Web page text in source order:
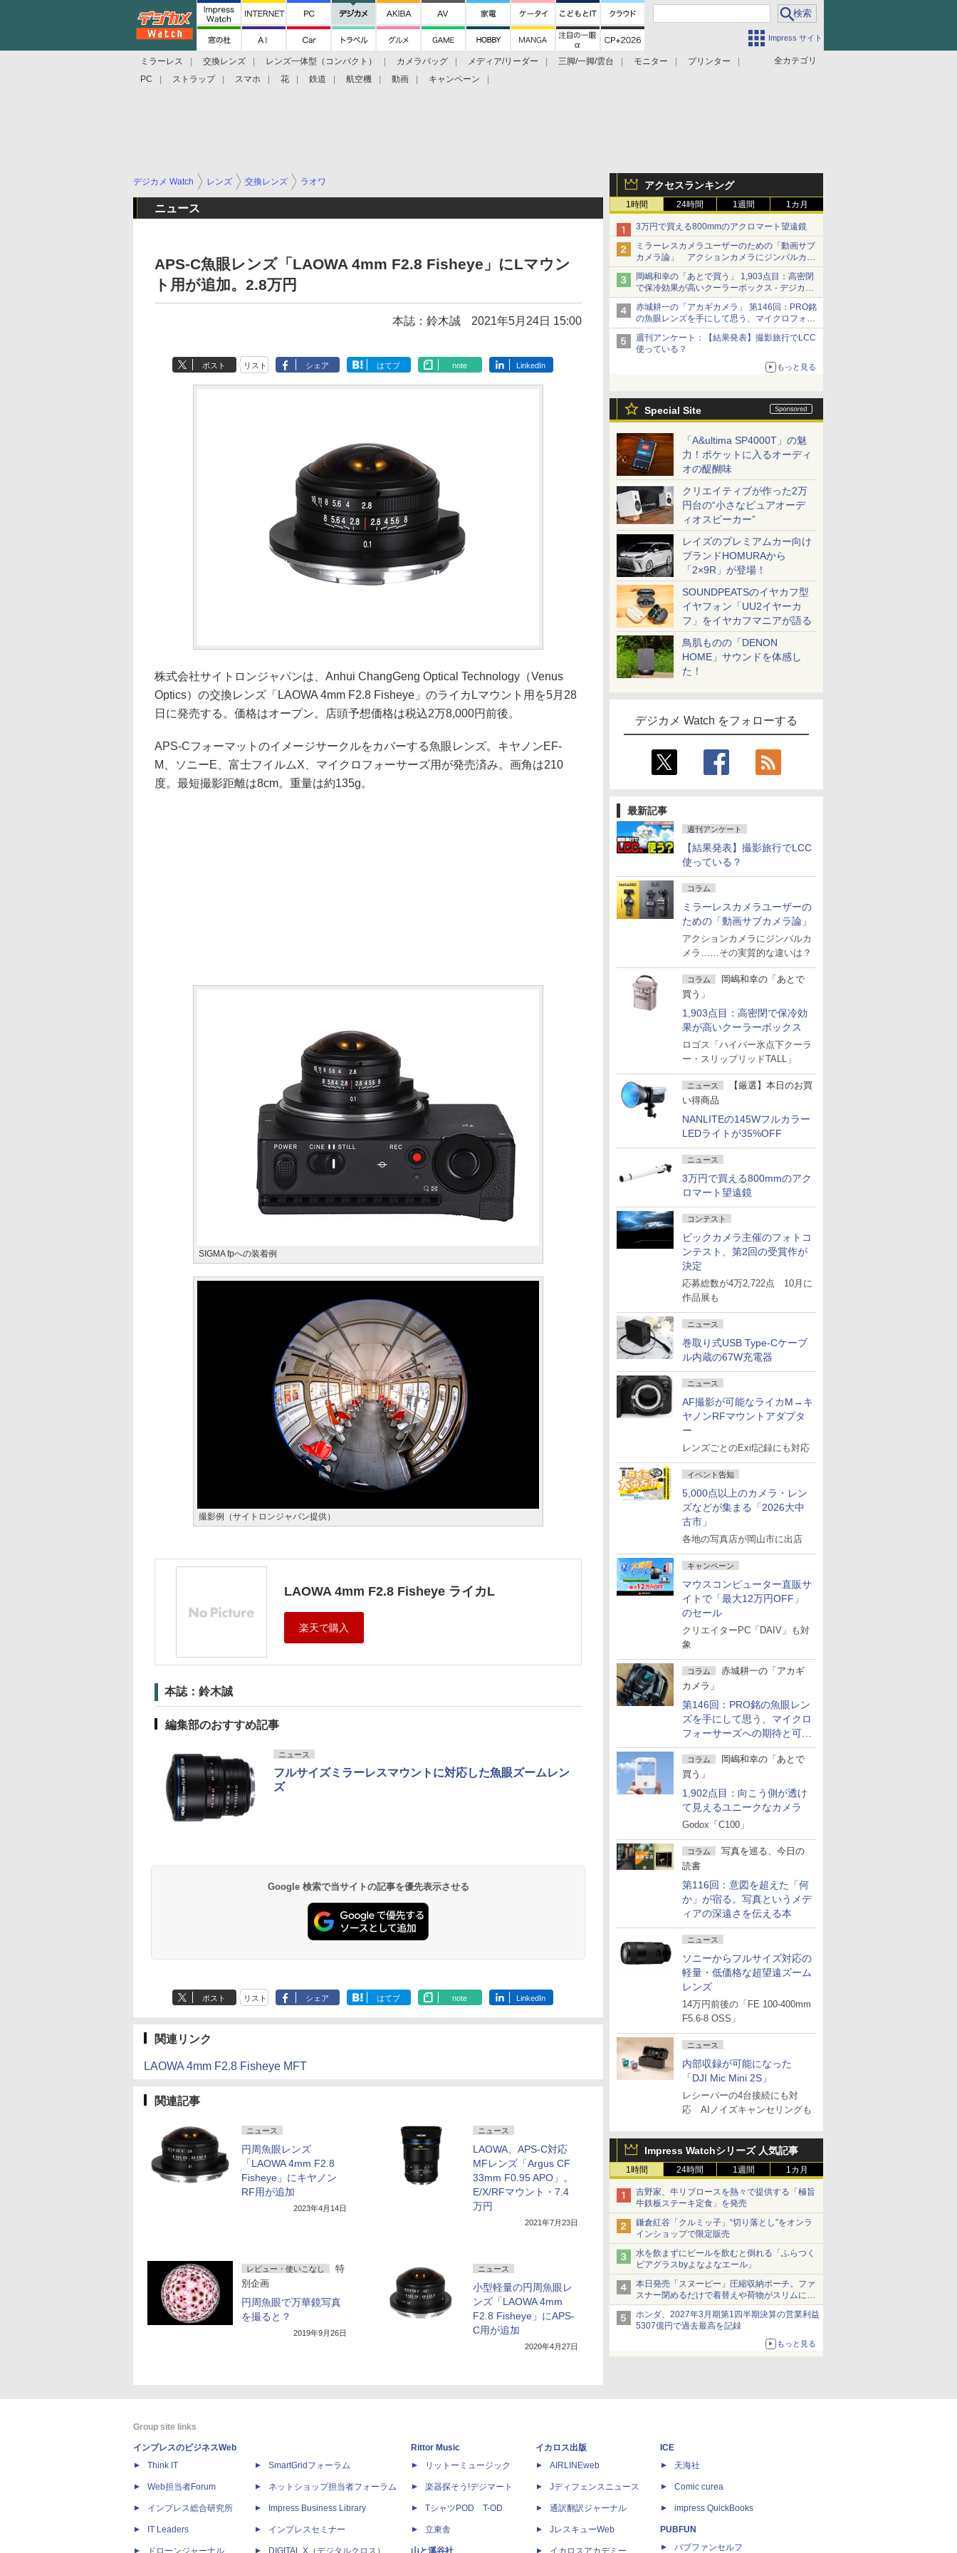
Impress サイト
全カテゴリ
ミラーレス 交換レンズ レンズ一体型（コンパクト） カメラバッグ メディア/リーダー 三脚/一脚/雲台 モニター
プリンター
PC
ストラップ スマホ 花 鉄道 航空機 動画 キャンペーン
アクセスランキング
1時間 24時間 1週間 1カ月
3万円で買える800mmのアクロマート望遠鏡
ミラーレスカメラユーザーのための「動画サブ
カメラ論」 アクションカメラにジンバルカメ
ラ……その実質的な違いは？
岡嶋和幸の「あとで買う」 1,903点目：高密閉
で保冷効果が高いクーラーボックス - デジカメ
Watch
赤城耕一の「アカギカメラ」 第146回：PRO銘
の魚眼レンズを手にして思う、マイクロフォー
サーズへの期待と可能性
週刊アンケート：【結果発表】撮影旅行でLCC
使っている？
もっと見る
Special Site
「A&ultima SP4000T」の魅
力！ポケットに入るオーディ
オの醍醐味
クリエイティブが作った2万
円台の“小さなピュアオーデ
ィオスピーカー”
レイズのプレミアムカー向け
ブランドHOMURAから
「2×9R」が登場！
SOUNDPEATSのイヤカフ型
イヤフォン「UU2イヤーカ
フ」をイヤカフマニアが語る
鳥肌ものの「DENON
HOME」サウンドを体感し
た！
デジカメ Watch をフォローする
最新記事
週刊アンケート
【結果発表】撮影旅行でLCC
使っている？
コラム
ミラーレスカメラユーザーの
ための「動画サブカメラ論」
アクションカメラにジンバルカ
メラ……その実質的な違いは？
コラム
岡嶋和幸の「あとで
買う」
1,903点目：高密閉で保冷効
果が高いクーラーボックス
ロゴス「ハイパー氷点下クーラ
ー・スリップリッドTALL」
ニュース
【厳選】本日のお買
い得商品
NANLITEの145Wフルカラー
LEDライトが35%OFF
ニュース
3万円で買える800mmのアク
ロマート望遠鏡
コンテスト
ビックカメラ主催のフォトコ
ンテスト、第2回の受賞作が
決定
応募総数が4万2,722点 10月に
作品展も
ニュース
巻取り式USB Type-Cケーブ
ル内蔵の67W充電器
ニュース
AF撮影が可能なライカM→キ
ヤノンRFマウントアダプタ
ー
レンズごとのExif記録にも対応
イベント告知
5,000点以上のカメラ・レン
ズなどが集まる「2026大中
古市」
各地の写真店が岡山市に出店
キャンペーン
マウスコンピューター直販サ
イトで「最大12万円OFF」
のセール
クリエイターPC「DAIV」も対
象
コラム
赤城耕一の「アカギ
カメラ」
第146回：PRO銘の魚眼レン
ズを手にして思う、マイクロ
フォーサーズへの期待と可能
性
コラム
岡嶋和幸の「あとで
買う」
1,902点目：向こう側が透け
て見えるユニークなカメラ
Godox「C100」
コラム
写真を巡る、今日の
読書
第116回：意図を超えた「何
か」が宿る。写真というメデ
ィアの深遠さを伝える本
ニュース
ソニーからフルサイズ対応の
軽量・低価格な超望遠ズーム
レンズ
14万円前後の「FE 100-400mm
F5.6-8 OSS」
ニュース
内部収録が可能になった
「DJI Mic Mini 2S」
レシーバーの4台接続にも対
応 AIノイズキャンセリングも
Impress Watchシリーズ 人気記事
1時間 24時間 1週間 1カ月
吉野家、牛リブロースを熱々で提供する「極旨
牛鉄板ステーキ定食」を発売
鎌倉紅谷「クルミッ子」“切り落とし”をオンラ
インショップで限定販売
水を飲まずにビールを飲むと倒れる「ふらつく
ビアグラスbyよなよなエール」
本日発売「スヌーピー」圧縮収納ポーチ。ファ
スナー閉めるだけで着替えや荷物がスリムにま
とまる
ホンダ、2027年3月期第1四半期決算の営業利益
5307億円で過去最高を記録
もっと見る
デジカメ Watch レンズ 交換レンズ ラオワ
ニュース
APS-C魚眼レンズ「LAOWA 4mm F2.8 Fisheye」にLマウン
ト用が追加。2.8万円
本誌：鈴木誠 2021年5月24日 15:00
ポスト リスト シェア はてブ note LinkedIn
株式会社サイトロンジャパンは、Anhui ChangGeng Optical Technology（Venus
Optics）の交換レンズ「LAOWA 4mm F2.8 Fisheye」のライカLマウント用を5月28
日に発売する。価格はオープン。店頭予想価格は税込2万8,000円前後。
APS-Cフォーマットのイメージサークルをカバーする魚眼レンズ。キヤノンEF-
M、ソニーE、富士フイルムX、マイクロフォーサーズ用が発売済み。画角は210
度。最短撮影距離は8cm。重量は約135g。
SIGMA fpへの装着例
撮影例（サイトロンジャパン提供）
LAOWA 4mm F2.8 Fisheye ライカL
本誌：鈴木誠
編集部のおすすめ記事
ニュース
フルサイズミラーレスマウントに対応した魚眼ズームレン
ズ
Google 検索で当サイトの記事を優先表示させる
ポスト リスト シェア はてブ note LinkedIn
関連リンク
LAOWA 4mm F2.8 Fisheye MFT
関連記事
ニュース
円周魚眼レンズ
「LAOWA 4mm F2.8
Fisheye」にキヤノン
RF用が追加
2023年4月14日
ニュース
LAOWA、APS-C対応
MFレンズ「Argus CF
33mm F0.95 APO」。
E/X/RFマウント・7.4
万円
2021年7月23日
レビュー・使いこなし
特
別企画
円周魚眼で万華鏡写真
を撮ると？
2019年9月26日
ニュース
小型軽量の円周魚眼レ
ンズ「LAOWA 4mm
F2.8 Fisheye」にAPS-
C用が追加
2020年4月27日
Group site links
インプレスのビジネスWeb
Think IT
Web担当者Forum
インプレス総合研究所
IT Leaders
SmartGridフォーラム
ネットショップ担当者フォーラム
Impress Business Library
インプレスセミナー
Rittor Music
リットーミュージック
楽器探そう!デジマート
TシャツPOD T-OD
立東舎
イカロス出版
AIRLINEweb
Jディフェンスニュース
通訳翻訳ジャーナル
JレスキューWeb
ICE
天海社
Comic curea
impress QuickBooks
PUBFUN
パブファンセルフ